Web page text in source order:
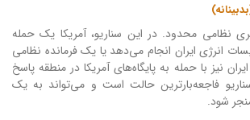
نظامی محدود. در این سناریو، آمریکا یک حمله
انرژی ایران انجام می‌دهد یا یک فرمانده نظامی
نیز با حمله به پایگاه‌های آمریکا در منطقه پاسخ
فاجعه‌بارترین حالت است و می‌تواند به یک
شود.